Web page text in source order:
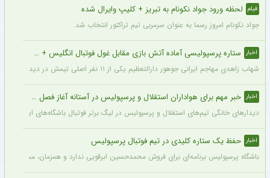
فیلم لحظه ورود جواد نکونام به تبریز + کلیپ وایرال شده
جواد نکونام امروز رسما به عنوان سرمربی تیم تراکتور انتخاب شد.
اخبار ستاره پرسپولیسی آماده آتش بازی مقابل غول فوتبال انگلیس + جزئیات
شهاب زاهدی مهاجم ایرانی جوهور دارالتعظیم یکی از ۱۱ نفر اصلی تیمش در دیدار تدارکاتی برابر چلسی است.
اخبار خبر مهم برای هواداران استقلال و پرسپولیس در آستانه آغاز فصل جدید
دیدارهای خانگی تیم‌های استقلال و پرسپولیس در لیگ برتر فوتبال باشگاه‌های ایران در
اخبار حفظ یک ستاره کلیدی در تیم فوتبال پرسپولیس
باشگاه پرسپولیس برنامه‌ای برای فروش محمدحسین ابرقویی ندارد و همزمان، مسئولان